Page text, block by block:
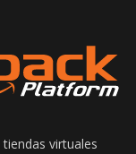
virtuales